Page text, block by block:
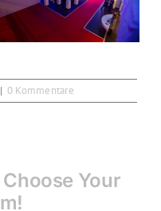
| 0 Kommentare
Your